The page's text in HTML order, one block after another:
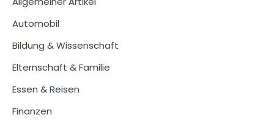
Automobil
Bildung & Wissenschaft
Elternschaft & Familie
Essen & Reisen
Finanzen